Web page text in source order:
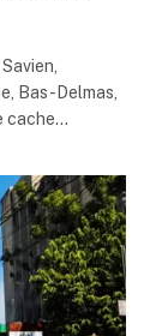
Bas-Delmas,
cache…